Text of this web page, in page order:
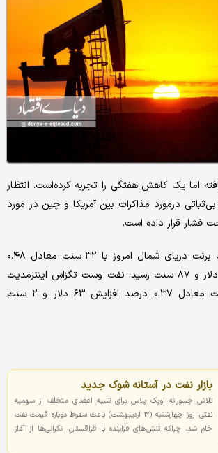
اما یک کاهش هفتگی را تجربه کرده‌است. انتظار
بی‌ثباتی درمورد مذاکرات بین آمریکا و چین در مورد
فشار قرار داده است.
قیمت هر بشکه نفت برنت دریای شمال امروز با ۳۲ سنت معادل ۰.۴۸
درصد افزایش به ۶۶ دلار و ۸۷ سنت رسید. نفت وست تگزاس اینترمدیت
آمریکا هم با ۲۳ سنت معادل ۰.۳۷ درصد افزایش ۶۳ دلار و ۲ سنت
بازار نفت در آستانه شوک جدید
تلاش جسورانه اوپک‌ پلاس برای تنبیه اعضای متخلف از سهمیه
نفتی، روز چهارشنبه (3 اردیبهشت) باعث سقوط دوباره قیمت نفت
خام شد، چراکه تنش‌های فزاینده با قزاقستان، نگرانی‌ها از آغاز